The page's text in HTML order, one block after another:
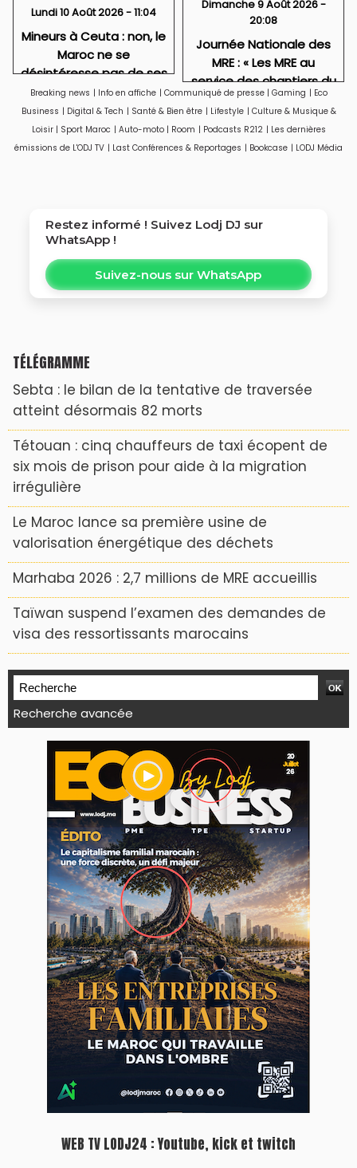
Lundi 10 Août 2026 - 11:04
Mineurs à Ceuta : non, le
Maroc ne se
désintéresse pas de ses
enfants
Dimanche 9 Août 2026 -
20:08
Journée Nationale des
MRE : « Les MRE au
service des chantiers du
Maroc 2030 »
Breaking news | Info en affiche | Communiqué de presse | Gaming | Eco
Business | Digital & Tech | Santé & Bien être | Lifestyle | Culture & Musique &
Loisir | Sport Maroc | Auto-moto | Room | Podcasts R212 | Les dernières
émissions de L'ODJ TV | Last Conférences & Reportages | Bookcase | LODJ Média
Restez informé ! Suivez Lodj DJ sur
WhatsApp !
Suivez-nous sur WhatsApp
TÉLÉGRAMME
Sebta : le bilan de la tentative de traversée
atteint désormais 82 morts
Tétouan : cinq chauffeurs de taxi écopent de
six mois de prison pour aide à la migration
irrégulière
Le Maroc lance sa première usine de
valorisation énergétique des déchets
Marhaba 2026 : 2,7 millions de MRE accueillis
Taïwan suspend l’examen des demandes de
visa des ressortissants marocains
Recherche avancée
WEB TV LODJ24 : Youtube, kick et twitch